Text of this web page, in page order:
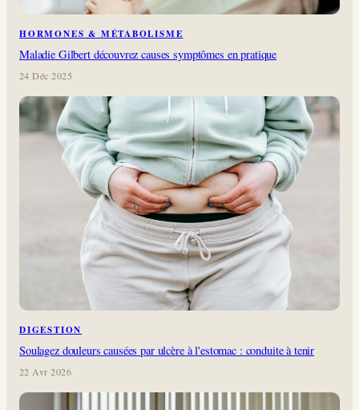
HORMONES & MÉTABOLISME
Maladie Gilbert découvrez causes symptômes en pratique
24 Déc 2025
DIGESTION
Soulagez douleurs causées par ulcère à l'estomac : conduite à tenir
22 Avr 2026